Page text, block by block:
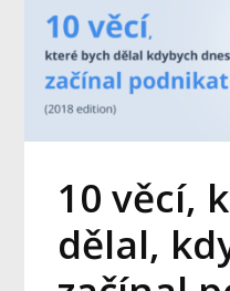
10 věcí,
dělal,